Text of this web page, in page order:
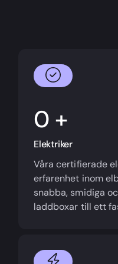
+
Elektriker
Våra certifierade
erfarenhet inom
snabba, smidiga
laddboxar till ett